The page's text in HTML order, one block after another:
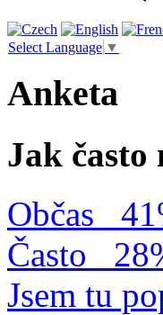
Select Language ▼
Anketa
Jak často
Občas
Často
Jsem tu